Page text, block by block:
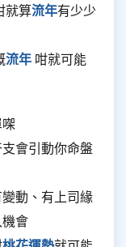
就算流年有少少
流年 咁就可能
會引動你命盤
動、有上司緣
會